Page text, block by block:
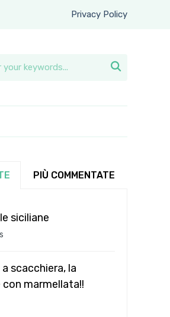
Privacy Policy

PIÙ COMMENTATE
siciliane
scacchiera, la
marmellata!!